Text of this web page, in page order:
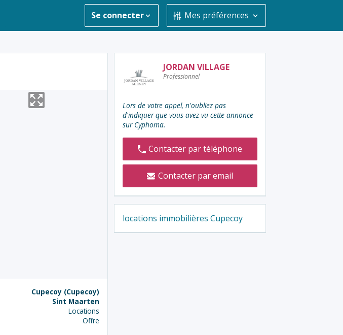
Se connecter Mes préférences
Cupecoy (Cupecoy)
Sint Maarten
Locations
Offre
Contacter
l'annonceur
JORDAN VILLAGE
Professionnel
Lors de votre appel, n'oubliez pas
d'indiquer que vous avez vu cette annonce
sur Cyphoma.
Contacter par téléphone
Contacter par email
locations immobilières Cupecoy